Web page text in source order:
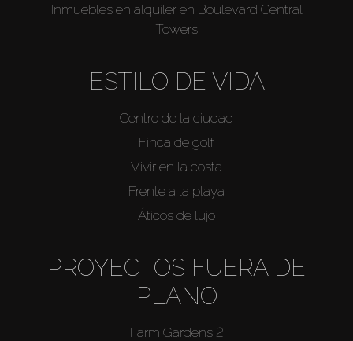
Inmuebles en alquiler en Boulevard Central
Towers
ESTILO DE VIDA
Centro de la ciudad
Finca de golf
Vivir en la costa
Frente a la playa
Áticos de lujo
PROYECTOS FUERA DE
PLANO
Farm Gardens 2